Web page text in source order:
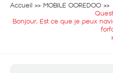
Accueil
MOBILE OOREDOO
Bonjour, Est ce que je peux